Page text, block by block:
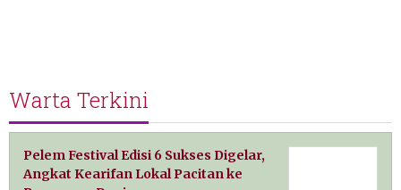
Warta Terkini
Pelem Festival Edisi 6 Sukses Digelar,
Angkat Kearifan Lokal Pacitan ke